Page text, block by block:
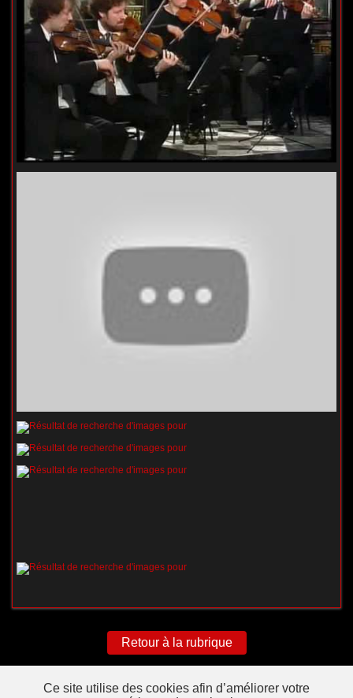
Retour à la rubrique
Ce site utilise des cookies afin d’améliorer votre